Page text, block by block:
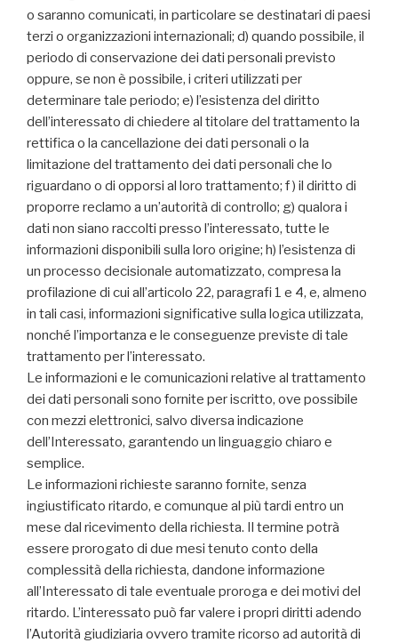
o saranno comunicati, in particolare se destinatari di paesi
terzi o organizzazioni internazionali; d) quando possibile, il
periodo di conservazione dei dati personali previsto
oppure, se non è possibile, i criteri utilizzati per
determinare tale periodo; e) l’esistenza del diritto
dell’interessato di chiedere al titolare del trattamento la
rettifica o la cancellazione dei dati personali o la
limitazione del trattamento dei dati personali che lo
riguardano o di opporsi al loro trattamento; f ) il diritto di
proporre reclamo a un’autorità di controllo; g) qualora i
dati non siano raccolti presso l’interessato, tutte le
informazioni disponibili sulla loro origine; h) l’esistenza di
un processo decisionale automatizzato, compresa la
profilazione di cui all’articolo 22, paragrafi 1 e 4, e, almeno
in tali casi, informazioni significative sulla logica utilizzata,
nonché l’importanza e le conseguenze previste di tale
trattamento per l’interessato.
Le informazioni e le comunicazioni relative al trattamento
dei dati personali sono fornite per iscritto, ove possibile
con mezzi elettronici, salvo diversa indicazione
dell’Interessato, garantendo un linguaggio chiaro e
semplice.
Le informazioni richieste saranno fornite, senza
ingiustificato ritardo, e comunque al più tardi entro un
mese dal ricevimento della richiesta. Il termine potrà
essere prorogato di due mesi tenuto conto della
complessità della richiesta, dandone informazione
all’Interessato di tale eventuale proroga e dei motivi del
ritardo. L’interessato può far valere i propri diritti adendo
l’Autorità giudiziaria ovvero tramite ricorso ad autorità di